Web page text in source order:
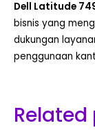
Dell Latitude
bisnis yang
dukungan
penggunaan